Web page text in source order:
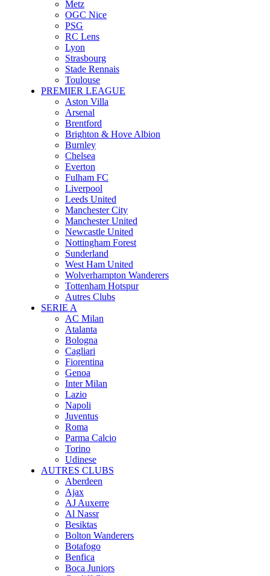
Metz
OGC Nice
PSG
RC Lens
Lyon
Strasbourg
Stade Rennais
Toulouse
PREMIER LEAGUE
Aston Villa
Arsenal
Brentford
Brighton & Hove Albion
Burnley
Chelsea
Everton
Fulham FC
Liverpool
Leeds United
Manchester City
Manchester United
Newcastle United
Nottingham Forest
Sunderland
West Ham United
Wolverhampton Wanderers
Tottenham Hotspur
Autres Clubs
SERIE A
AC Milan
Atalanta
Bologna
Cagliari
Fiorentina
Genoa
Inter Milan
Lazio
Napoli
Juventus
Roma
Parma Calcio
Torino
Udinese
AUTRES CLUBS
Aberdeen
Ajax
AJ Auxerre
Al Nassr
Besiktas
Bolton Wanderers
Botafogo
Benfica
Boca Juniors